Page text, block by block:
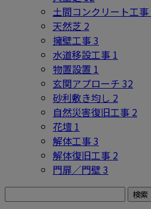
土間コンクリート工事
天然芝 2
擁壁工事3
水道移設工事 1
物置設置 1
玄関アプローチ 32
砂利敷き均し 2
自然災害復旧工事 2
花壇 1
解体工事3
解体復旧工事 2
門扉／門壁3